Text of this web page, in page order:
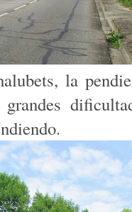
la